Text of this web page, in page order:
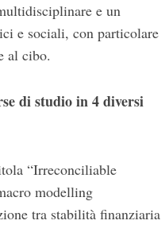
e un
e sociali, con particolare
al cibo.
di studio in 4 diversi
“Irreconciliable
modelling
tra stabilità finanziaria